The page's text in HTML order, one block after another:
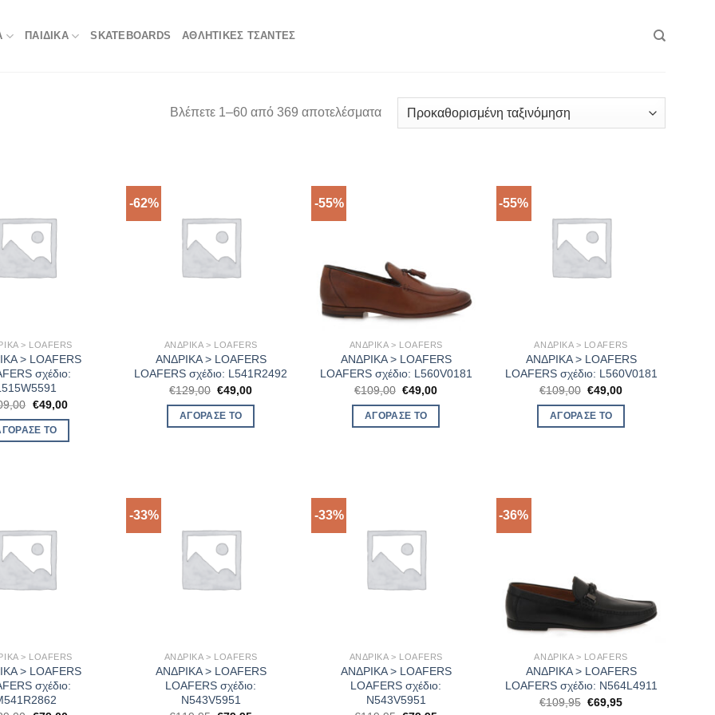
ΠΑΙΔΙΚΑ SKATEBOARDS ΑΘΛΗΤΙΚΈΣ ΤΣΆΝΤΕΣ
Βλέπετε 1–60 από 369 αποτελέσματα
> LOAFERS
> LOAFERS
σχέδιο:
Original
was:
€109,00.
€49,00Η
ΤΟ
-62%
ΑΝΔΡΙΚΑ > LOAFERS
ΑΝΔΡΙΚΑ > LOAFERS
LOAFERS σχέδιο: L541R2492
€129,00 Original
was:
€129,00.
€49,00Η
ΑΓΌΡΑΣΈ ΤΟ
-55%
ΑΝΔΡΙΚΑ > LOAFERS
ΑΝΔΡΙΚΑ > LOAFERS
LOAFERS σχέδιο: L560V0181
€109,00 Original
was:
€109,00.
€49,00Η
ΑΓΌΡΑΣΈ ΤΟ
-55%
ΑΝΔΡΙΚΑ > LOAFERS
ΑΝΔΡΙΚΑ > LOAFERS
LOAFERS σχέδιο: L560V0181
€109,00 Original
was:
€109,00.
€49,00Η
ΑΓΌΡΑΣΈ ΤΟ
> LOAFERS
> LOAFERS
σχέδιο:
-33%
ΑΝΔΡΙΚΑ > LOAFERS
ΑΝΔΡΙΚΑ > LOAFERS
LOAFERS σχέδιο:
N543V5951
-33%
ΑΝΔΡΙΚΑ > LOAFERS
ΑΝΔΡΙΚΑ > LOAFERS
LOAFERS σχέδιο:
N543V5951
-36%
ΑΝΔΡΙΚΑ > LOAFERS
ΑΝΔΡΙΚΑ > LOAFERS
LOAFERS σχέδιο: N564L4911
€109,95 Original
€69,95Η